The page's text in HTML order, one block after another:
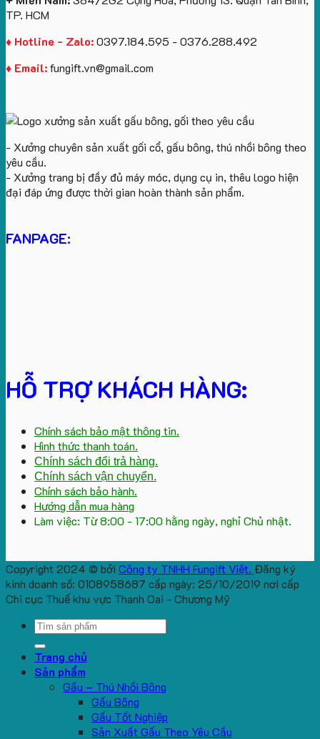
TP. HCM
♦ Hotline - Zalo:0397.184.595 - 0376.288.492
♦ Email:fungift.vn@gmail.com
- Xưởng chuyên sản xuất gối cổ, gấu bông, thú nhồi bông theo
yêu cầu.
- Xưởng trang bị đầy đủ máy móc, dụng cụ in, thêu logo hiện
đại đáp ứng được thời gian hoàn thành sản phẩm.
FANPAGE:
HỖ TRỢ KHÁCH HÀNG:
Chính sách bảo mật thông tin.
Hình thức thanh toán.
Chính sách đổi trả hàng.
Chính sách vận chuyển.
Chính sách bảo hành.
Hướng dẫn mua hàng
Làm việc: Từ 8:00 - 17:00 hằng ngày, nghỉ Chủ nhật.
Copyright 2024 © bởi Công ty TNHH Fungift Việt. Đăng ký
kinh doanh số: 0108958687 cấp ngày: 25/10/2019 nơi cấp
Chi cục Thuế khu vực Thanh Oai - Chương Mỹ
Search
Trang chủ
Sản phẩm
Gấu – Thú Nhồi Bông
Gấu Bông
Gấu Tốt Nghiệp
Sản Xuất Gấu Theo Yêu Cầu